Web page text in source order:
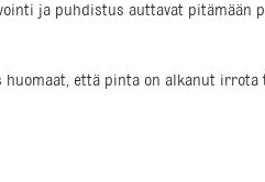
ja puhdistus auttavat pitämään
että pinta on alkanut